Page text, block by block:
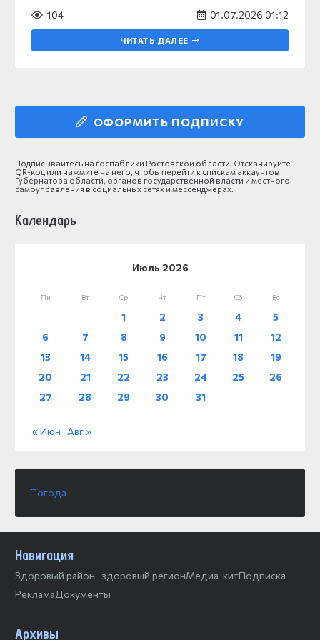
104
01.07.2026 01:12
ЧИТАТЬ ДАЛЕЕ
ОФОРМИТЬ ПОДПИСКУ
Подписывайтесь на госпаблики Ростовской области! Отсканируйте
QR-код или нажмите на него, чтобы перейти к спискам аккаунтов
Губернатора области, органов государственной власти и местного
самоуправления в социальных сетях и мессенджерах.
Календарь
Июль 2026
Пн Вт Ср Чт Пт Сб Вс
1 2 3 4
5
6
7 8 9 10 11
12
13
14 15 16 17 18
19
20
21 22 23 24 25
26
27
28 29 30 31
« Июн Авг »
Погода
Навигация
Здоровый район -здоровый регионМедиа-китПодписка
РекламаДокументы
Архивы